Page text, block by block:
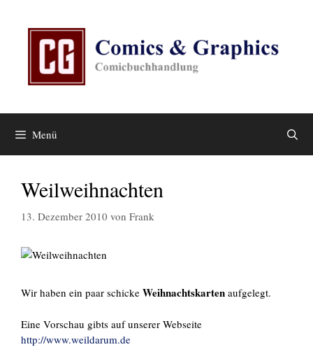
Menü
Weilweihnachten
13. Dezember 2010 von Frank
Wir haben ein paar schicke Weihnachtskarten aufgelegt.
Eine Vorschau gibts auf unserer Webseite
http://www.weildarum.de